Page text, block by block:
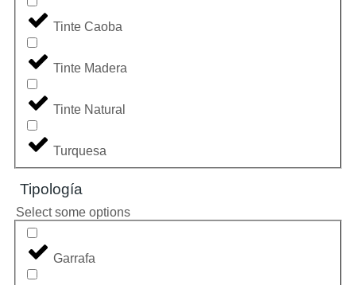
Tinte Caoba
Tinte Madera
Tinte Natural
Turquesa
Tipología
Select some options
Garrafa